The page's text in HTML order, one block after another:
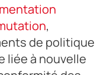
,
de politique
liée à nouvelle